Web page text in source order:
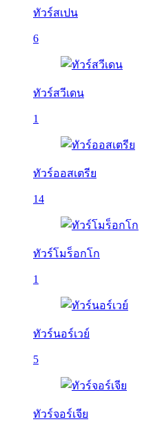
ทัวร์สเปน
6
ทัวร์สวีเดน
1
ทัวร์ออสเตรีย
14
ทัวร์โมร็อกโก
1
ทัวร์นอร์เวย์
5
ทัวร์จอร์เจีย